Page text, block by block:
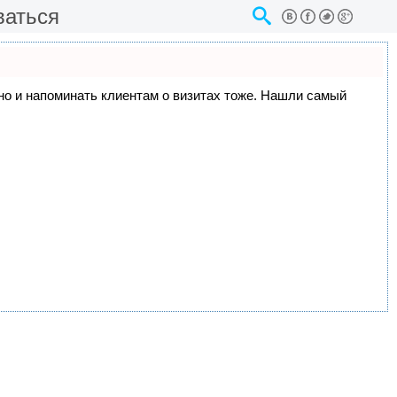
и напоминать клиентам о визитах тоже. Нашли самый